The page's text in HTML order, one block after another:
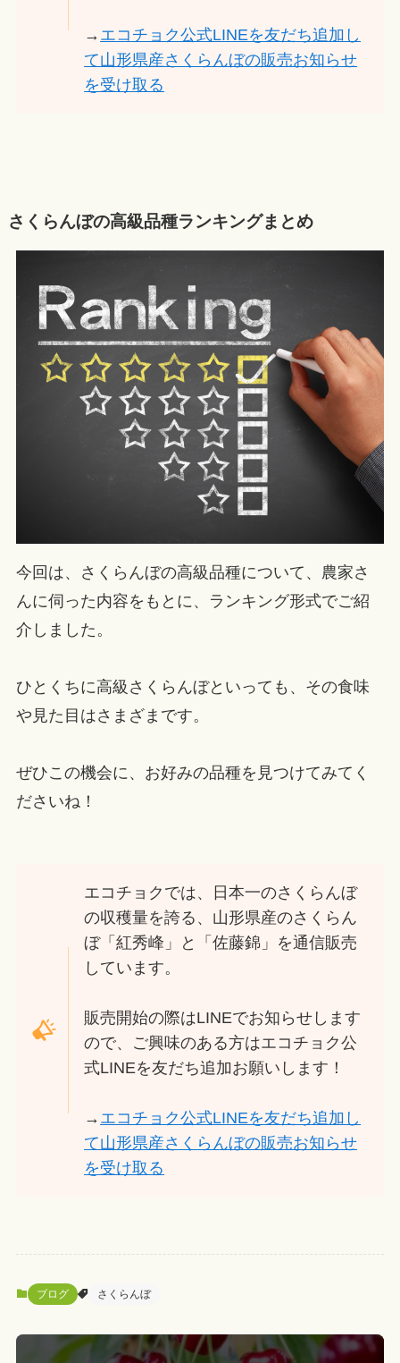
→ エコチョク公式LINEを友だち追加し
て山形県産さくらんぼの販売お知らせ
を受け取る
さくらんぼの高級品種ランキングまとめ
今回は、さくらんぼの高級品種について、農家さ
んに伺った内容をもとに、ランキング形式でご紹
介しました。
ひとくちに高級さくらんぼといっても、その食味
や見た目はさまざまです。
ぜひこの機会に、お好みの品種を見つけてみてく
ださいね！
エコチョクでは、日本一のさくらんぼ
の収穫量を誇る、山形県産のさくらん
ぼ「紅秀峰」と「佐藤錦」を通信販売
しています。
販売開始の際はLINEでお知らせします
ので、ご興味のある方はエコチョク公
式LINEを友だち追加お願いします！
→ エコチョク公式LINEを友だち追加し
て山形県産さくらんぼの販売お知らせ
を受け取る
ブログ さくらんぼ